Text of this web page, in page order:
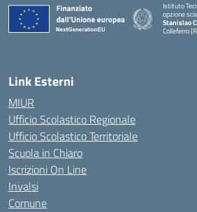
Istituto
opzione
Stanislao
Colleferro
Link Esterni
MIUR
Ufficio Scolastico Regionale
Ufficio Scolastico Territoriale
Scuola in Chiaro
Iscrizioni On Line
Invalsi
Comune